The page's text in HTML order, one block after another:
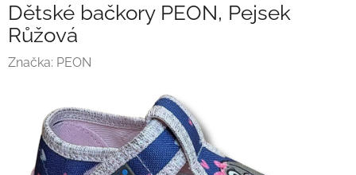
Dětské bačkory PEON, Pejsek
Růžová
Značka: PEON